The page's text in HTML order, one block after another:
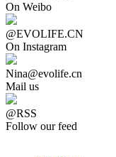
On Weibo
@EVOLIFE.CN
On Instagram
Nina@evolife.cn
Mail us
@RSS
Follow our feed